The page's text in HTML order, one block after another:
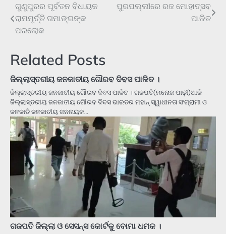
Post
navigation
ଗୁଣୁପୁରର ପୂର୍ବତନ ବିଧାୟକ
ରାମମୂର୍ତ୍ତି ଗମାଙ୍ଗଙ୍କ
ପରଲୋକ
ପୁରପଲ୍ଲୀରେ ରଜ ମୋହାତ୍ସବ
ପାଳିତ
Related Posts
ଜିଲ୍ଲାସ୍ତରୀୟ ଜନଜାତୀୟ ଗୌରବ ଦିବସ ପାଳିତ ।
ଜିଲ୍ଲାସ୍ତରୀୟ ଜନଜାତୀୟ ଗୌରବ ଦିବସ ପାଳିତ । ଗଜପତି(ମନୋଜ ପାଢ଼ୀ)ଆଜି
ଜିଲ୍ଲାସ୍ତରୀୟ ଜନଜାତୀୟ ଗୌରବ ଦିବସ ଭାରତର ମହାନ୍ ସ୍ୱାଧୀନତା ସଂଗ୍ରାମୀ ଓ
ଜନଜାତି ଜନଜାତୀୟ ଜନନାୟକ…
ଗଜପତି ଜିଲ୍ଲା ଓ ସେସନ୍‌ସ କୋର୍ଟକୁ ବୋମା ଧମକ ।